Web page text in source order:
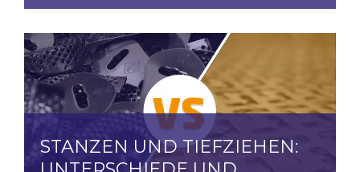
STANZEN UND TIEFZIEHEN: